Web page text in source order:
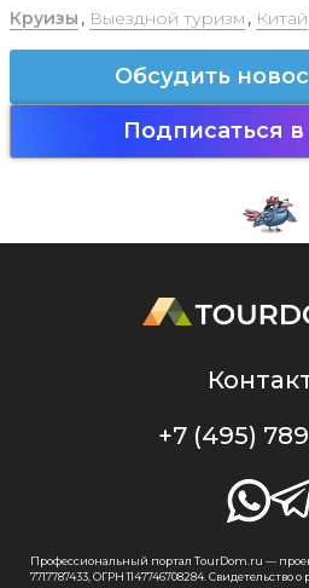
Круизы , Выездной туризм , Китай
Обсудить
Подписаться в
+7 (495)
Профессиональный портал TourDom.ru —
7717787433, ОГРН 1147746708284.